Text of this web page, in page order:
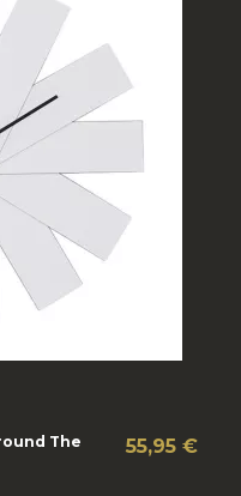
The
55,95 €